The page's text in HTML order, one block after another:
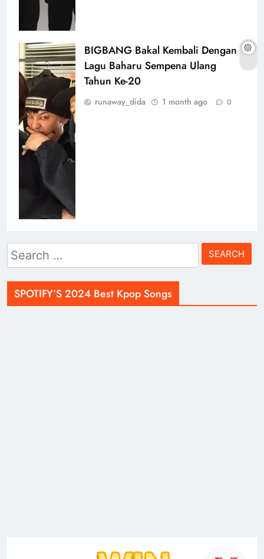
BIGBANG Bakal Kembali Dengan
Lagu Baharu Sempena Ulang
Tahun Ke-20
runaway_dida 1 month ago 0
Search
for:
SPOTIFY’S 2024 Best Kpop Songs